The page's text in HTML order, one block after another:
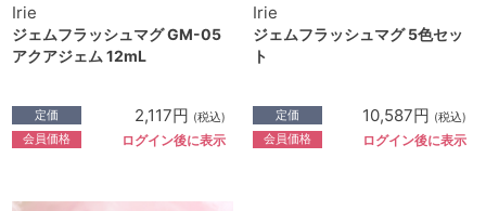
Irie
ジェムフラッシュマグ GM-05
アクアジェム 12mL
定価 2,117円 (税込)
会員価格 ログイン後に表示
Irie
ジェムフラッシュマグ 5色セッ
ト
定価 10,587円 (税込)
会員価格 ログイン後に表示